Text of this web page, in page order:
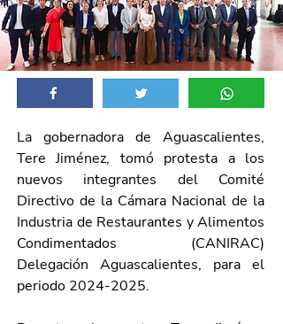
La gobernadora de Aguascalientes,
Tere Jiménez, tomó protesta a los
nuevos integrantes del Comité
Directivo de la Cámara Nacional de la
Industria de Restaurantes y Alimentos
Condimentados (CANIRAC)
Delegación Aguascalientes, para el
periodo 2024-2025.